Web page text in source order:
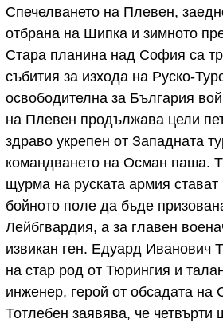
Спечелването на Плевен,
отбрана на Шипка и зимното
Стара планина над София са
събития за изхода на Руско-
освободителна за България
на Плевен продължава цели
здраво укрепен от Западната
командването на Осман паша.
щурма на руската армия стават
бойното поле да бъде
Лейбгвардия, а за главен
извикан ген. Едуард Иванович
на стар род от Тюрингия и
инженер, герой от обсадата на
Тотлебен заявява, че четвърти